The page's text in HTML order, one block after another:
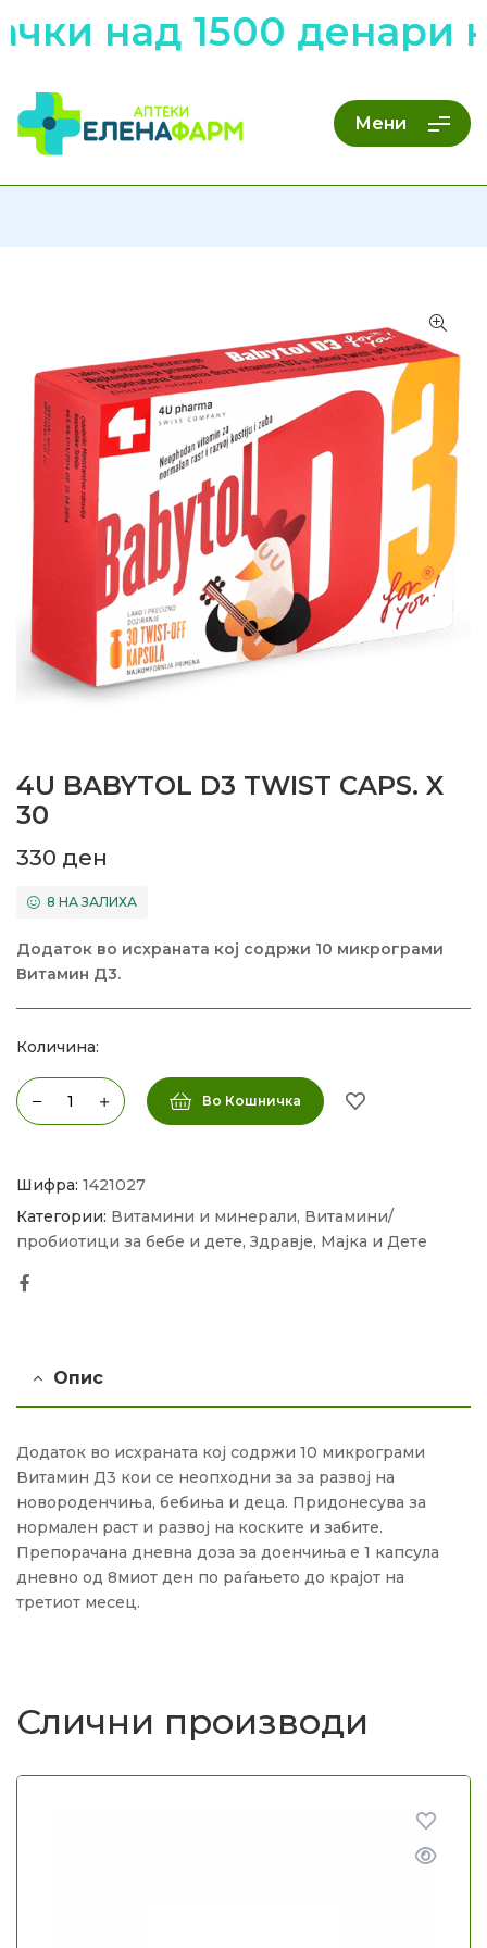
над 1500 денари
Мени
4U BABYTOL D3 TWIST CAPS. X
30
330 ден
8 НА ЗАЛИХА
Додаток во исхраната кој содржи 10 микрограми
Витамин Д3.
Количина:
Во Кошничка
Шифра: 1421027
Категории: Витамини и минерали, Витамини/
пробиотици за бебе и дете, Здравје, Мајка и Дете
Опис
Додаток во исхраната кој содржи 10 микрограми
Витамин Д3 кои се неопходни за за развој на
новороденчиња, бебиња и деца. Придонесува за
нормален раст и развој на коските и забите.
Препорачана дневна доза за доенчиња е 1 капсула
дневно од 8миот ден по раѓањето до крајот на
третиот месец.
Слични производи